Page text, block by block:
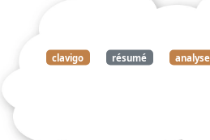
clavigo résumé analyse